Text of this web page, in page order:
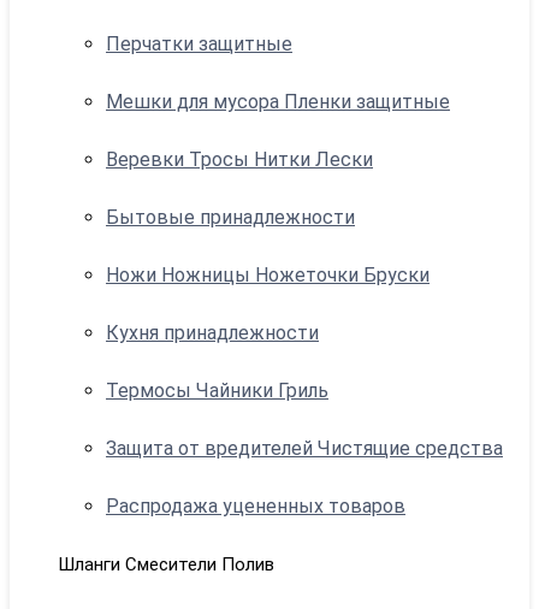
Перчатки защитные
Мешки для мусора Пленки защитные
Веревки Тросы Нитки Лески
Бытовые принадлежности
Ножи Ножницы Ножеточки Бруски
Кухня принадлежности
Термосы Чайники Гриль
Защита от вредителей Чистящие средства
Распродажа уцененных товаров
Шланги Смесители Полив